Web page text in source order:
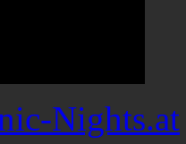
Nights.at